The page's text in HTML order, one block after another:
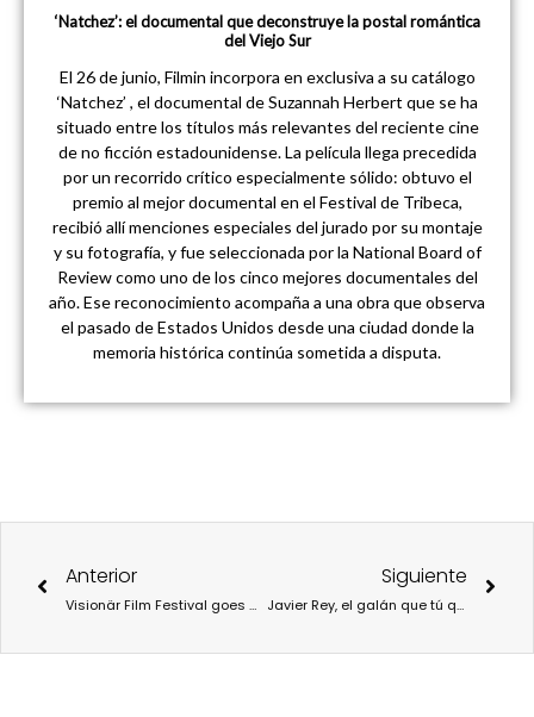
‘Natchez’: el documental que deconstruye la postal romántica
del Viejo Sur
El 26 de junio, Filmin incorpora en exclusiva a su catálogo
‘Natchez’ , el documental de Suzannah Herbert que se ha
situado entre los títulos más relevantes del reciente cine
de no ficción estadounidense. La película llega precedida
por un recorrido crítico especialmente sólido: obtuvo el
premio al mejor documental en el Festival de Tribeca,
recibió allí menciones especiales del jurado por su montaje
y su fotografía, y fue seleccionada por la National Board of
Review como uno de los cinco mejores documentales del
año. Ese reconocimiento acompaña a una obra que observa
el pasado de Estados Unidos desde una ciudad donde la
memoria histórica continúa sometida a disputa.
Anterior
Visionär Film Festival goes Madrid en Sala Equis.
Siguiente
Javier Rey, el galán que tú quieras.